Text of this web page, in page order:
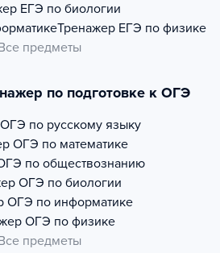
ЕГЭ по биологии
Тренажер ЕГЭ по физике
предметы
по подготовке к ОГЭ
ОГЭ по русскому языку
ОГЭ по математике
по обществознанию
ОГЭ по биологии
ОГЭ по информатике
ОГЭ по физике
предметы